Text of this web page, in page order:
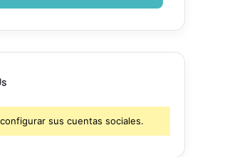
sus cuentas sociales.